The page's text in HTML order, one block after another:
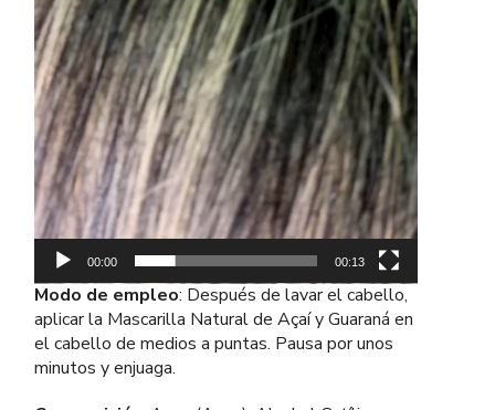
00:00 00:13
Modo de empleo: Después de lavar el cabello,
aplicar la Mascarilla Natural de Açaí y Guaraná en
el cabello de medios a puntas. Pausa por unos
minutos y enjuaga.